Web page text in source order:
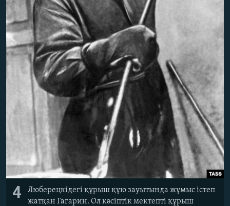
4
Люберецкідегі құрыш құю зауытында жұмыс істеп
жатқан Гагарин. Ол кәсіптік мектепті құрыш